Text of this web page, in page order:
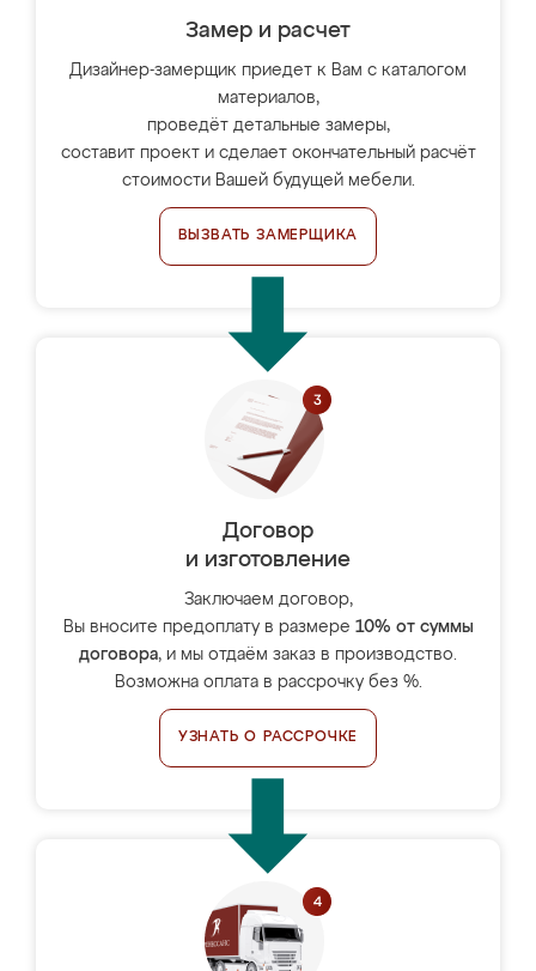
Замер и расчет
Дизайнер-замерщик приедет к Вам с каталогом
материалов,
проведёт детальные замеры,
составит проект и сделает окончательный расчёт
стоимости Вашей будущей мебели.
ВЫЗВАТЬ ЗАМЕРЩИКА
Договор
и изготовление
Заключаем договор,
Вы вносите предоплату в размере 10% от суммы
договора, и мы отдаём заказ в производство.
Возможна оплата в рассрочку без %.
УЗНАТЬ О РАССРОЧКЕ